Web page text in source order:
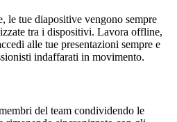
tue diapositive vengono sempre
tra i dispositivi. Lavora offline,
alle tue presentazioni sempre e
indaffarati in movimento.
del team condividendo le